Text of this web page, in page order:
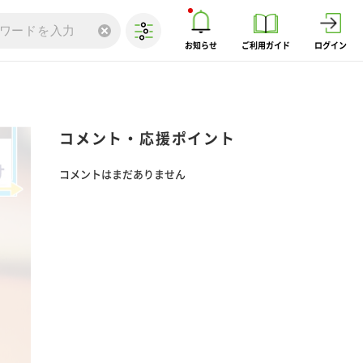
お知らせ ご利用ガイド ログイン
コメント・応援ポイント
コメントはまだありません